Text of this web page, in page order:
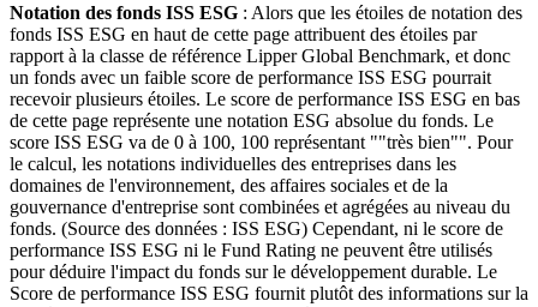
Notation des fonds ISS ESG : Alors que les étoiles de notation des
fonds ISS ESG en haut de cette page attribuent des étoiles par
rapport à la classe de référence Lipper Global Benchmark, et donc
un fonds avec un faible score de performance ISS ESG pourrait
recevoir plusieurs étoiles. Le score de performance ISS ESG en bas
de cette page représente une notation ESG absolue du fonds. Le
score ISS ESG va de 0 à 100, 100 représentant ""très bien"". Pour
le calcul, les notations individuelles des entreprises dans les
domaines de l'environnement, des affaires sociales et de la
gouvernance d'entreprise sont combinées et agrégées au niveau du
fonds. (Source des données : ISS ESG) Cependant, ni le score de
performance ISS ESG ni le Fund Rating ne peuvent être utilisés
pour déduire l'impact du fonds sur le développement durable. Le
Score de performance ISS ESG fournit plutôt des informations sur la